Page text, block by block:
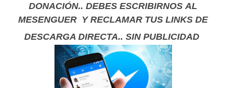
DONACIÓN.. DEBES ESCRIBIRNOS AL
MESENGUER Y RECLAMAR TUS LINKS DE
DESCARGA DIRECTA.. SIN PUBLICIDAD